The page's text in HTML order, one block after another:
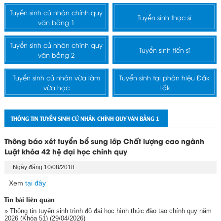
Tuyển sinh cử nhân chính quy
văn bằng 1
Tuyển sinh thạc sĩ
Tuyển sinh cử nhân chính quy
văn bằng 2
Tuyển sinh tiến sĩ
Tuyển sinh cử nhân vừa làm
vừa học
Tuyển sinh tại phân hiệu Đắk
Lắk
THÔNG TIN TUYỂN SINH CỬ NHÂN CHÍNH QUY VĂN BẰNG 1
Thông báo xét tuyển bổ sung lớp Chất lượng cao ngành
Luật khóa 42 hệ đại học chính quy
Ngày đăng 10/08/2018
Xem tại đây
Tin bài liên quan
» Thông tin tuyển sinh trình độ đại học hình thức đào tạo chính quy năm
2026 (Khóa 51)(29/04/2026)